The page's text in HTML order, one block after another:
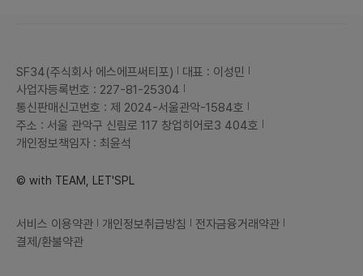
SF34(주식회사 에스에프써티포)
대표 : 이성민
사업자등록번호 : 227-81-25304
통신판매신고번호 : 제 2024-서울관악-1584호
주소 : 서울 관악구 신림로 117 창업히어로3 404호
개인정보책임자 : 최윤석
© with TEAM, LET'SPL
서비스 이용약관 개인정보취급방침
전자금융거래약관
결제/환불약관